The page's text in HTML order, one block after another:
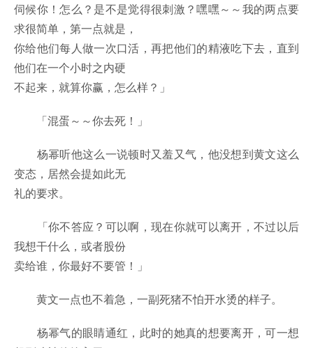
伺候你！怎么？是不是觉得很刺激？嘿嘿～～我的两点要
求很简单，第一点就是，
你给他们每人做一次口活，再把他们的精液吃下去，直到
他们在一个小时之内硬
不起来，就算你赢，怎么样？」
「混蛋～～你去死！」
杨幂听他这么一说顿时又羞又气，他没想到黄文这么
变态，居然会提如此无
礼的要求。
「你不答应？可以啊，现在你就可以离开，不过以后
我想干什么，或者股份
卖给谁，你最好不要管！」
黄文一点也不着急，一副死猪不怕开水烫的样子。
杨幂气的眼睛通红，此时的她真的想要离开，可一想